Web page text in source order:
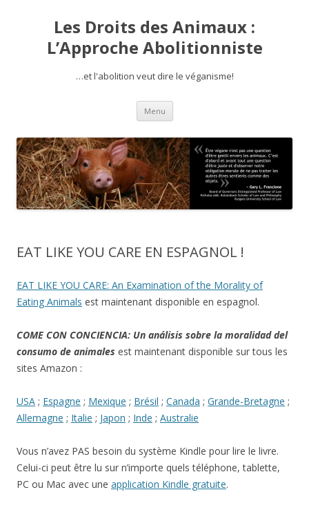
Les Droits des Animaux :
L’Approche Abolitionniste
…et l'abolition veut dire le véganisme!
Menu Aller
contenu
EAT LIKE YOU CARE EN ESPAGNOL !
EAT LIKE YOU CARE: An Examination of the Morality of
Eating Animals est maintenant disponible en espagnol.
COME CON CONCIENCIA: Un análisis sobre la moralidad del
consumo de animales est maintenant disponible sur tous les
sites Amazon :
USA ; Espagne ; Mexique ; Brésil ; Canada ; Grande-Bretagne ;
Allemagne ; Italie ; Japon ; Inde ; Australie
Vous n’avez PAS besoin du système Kindle pour lire le livre.
Celui-ci peut être lu sur n’importe quels téléphone, tablette,
PC ou Mac avec une application Kindle gratuite.